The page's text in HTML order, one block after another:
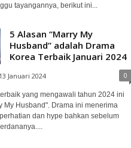
tayangannya, berikut ini...
5 Alasan “Marry My
Husband” adalah Drama
Korea Terbaik Januari 2024
13 Januari 2024 0
yang mengawali tahun 2024 ini
My Husband". Drama ini menerima
dan hype bahkan sebelum